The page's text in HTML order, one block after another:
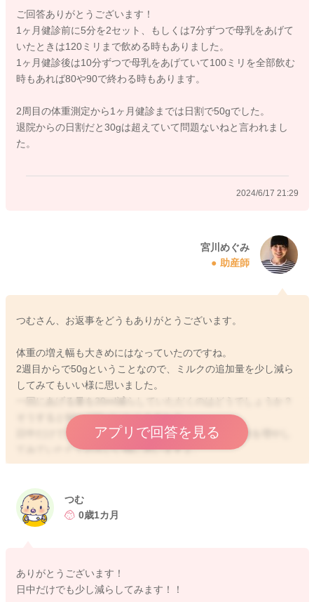
と思いました。
それによっても、ミルク量をもう少し減らしてあげるようにさ
れてみても良いのではと思いました。
どうぞよろしくお願いします。
ご回答ありがとうございます！
1ヶ月健診前に5分を2セット、もしくは7分ずつで母乳をあげて
いたときは120ミリまで飲める時もありました。
1ヶ月健診後は10分ずつで母乳をあげていて100ミリを全部飲む
時もあれば80や90で終わる時もあります。
2周目の体重測定から1ヶ月健診までは日割で50gでした。
退院からの日割だと30gは超えていて問題ないねと言われまし
た。
2024/6/17 21:29
宮川めぐみ
助産師
つむさん、お返事をどうもありがとうございます。
体重の増え幅も大きめにはなっていたのですね。
2週目からで50gということなので、ミルクの追加量を少し減ら
してみてもいい様に思いました。
一回にあげる量を20ml減らしていただくのはどうでしょうか？
そうすると80〜100mlになりますか？
日中だけでも少なめにされて、その分おっぱいの回数を増やし
てみていただくのもいい様に思いますよ。
そうしていただき、少しずつミルクの割合を減らしつつ、母乳
1週間から10日ほど続けていただき、体重の増えを確認いていた
だいて、増え方が問題なければ、さらにもう少し一回のミルク
どうぞよろしくお願いします。
アプリで回答を見る
つむ
0歳1カ月
ありがとうございます！
日中だけでも少し減らしてみます！！